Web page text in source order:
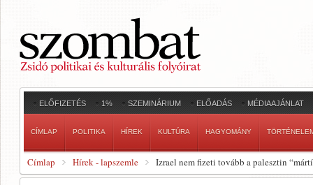
ELŐFIZETÉS 1% SZEMINÁRIUM ELŐADÁS MÉDIAAJÁNLAT
CÍMLAP POLITIKA HÍREK KULTÚRA HAGYOMÁNY
Címlap Hírek - lapszemle Izrael nem fizeti tovább a palesztin